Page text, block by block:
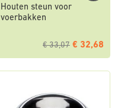
Houten steun voor
voerbakken
€ 33,07 € 32,68